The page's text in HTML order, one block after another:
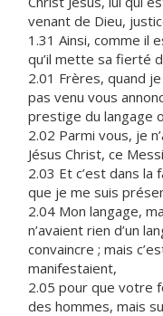
venant de Dieu,
1.31 Ainsi, comme il
qu’il mette sa fierté
2.01 Frères, quand
pas venu vous
prestige du langage
2.02 Parmi vous, je
Jésus Christ, ce
2.03 Et c’est dans
que je me suis
2.04 Mon langage,
n’avaient rien d’un
convaincre ; mais
manifestaient,
2.05 pour que votre
des hommes, mais